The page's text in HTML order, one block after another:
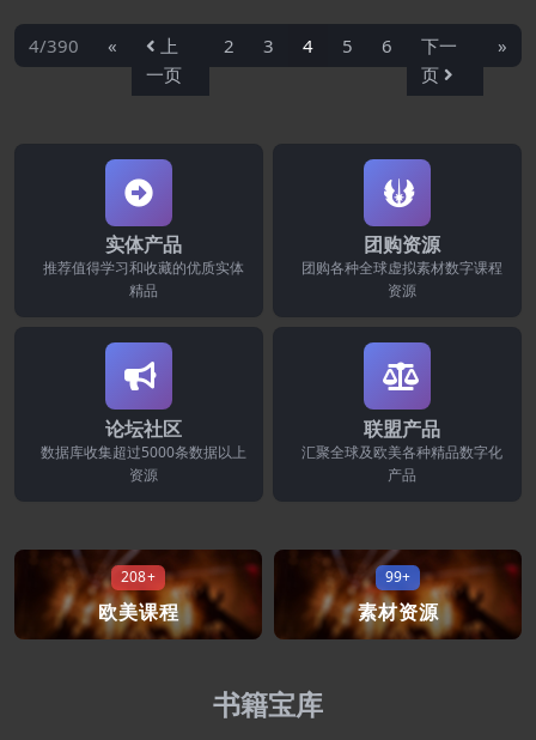
4/390 «
上
一页
2 3 4 5 6
下一
页
»
实体产品
推荐值得学习和收藏的优质实体
精品
团购资源
团购各种全球虚拟素材数字课程
资源
论坛社区
数据库收集超过5000条数据以上
资源
联盟产品
汇聚全球及欧美各种精品数字化
产品
208+
欧美课程
99+
素材资源
书籍宝库